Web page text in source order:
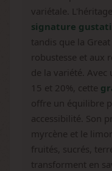
variétale.
signature
tandis que la
robustesse et aux
de la variété. Avec
15 et 20%, cette
offre un équilibre
accessibilité. Son
myrcène et le
fruités, sucrés,
transforment en